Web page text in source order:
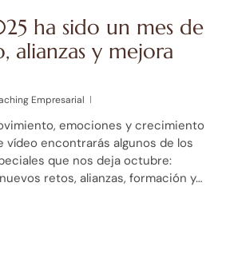
ha sido un mes de
alianzas y mejora
Empresarial
emociones y crecimiento
vídeo encontrarás algunos de los
que nos deja octubre:
retos, alianzas, formación y…